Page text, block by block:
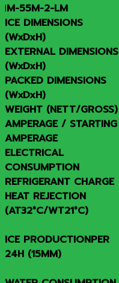
IM-55M-2-LM
ICE DIMENSIONS
(WxDxH)
EXTERNAL DIMENSIONS
(WxDxH)
PACKED DIMENSIONS
(WxDxH)
WEIGHT (NETT/GROSS)
AMPERAGE / STARTING
AMPERAGE
ELECTRICAL
CONSUMPTION
REFRIGERANT CHARGE
HEAT REJECTION
(AT32°C/WT21°C)
ICE PRODUCTIONPER
24H (15MM)